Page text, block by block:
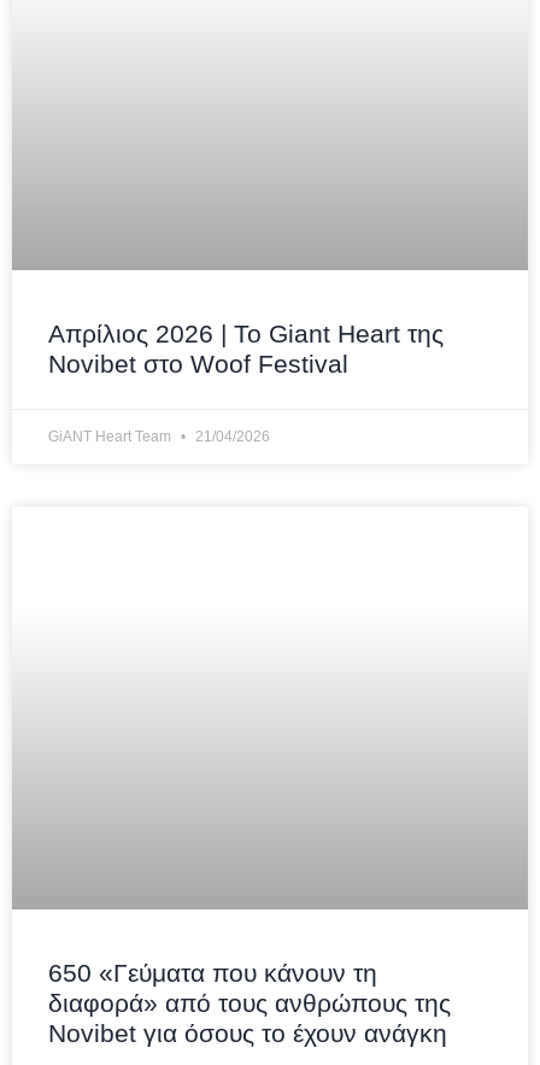
Απρίλιος 2026 | Το Giant Heart της
Novibet στο Woof Festival
GiANT Heart Team 21/04/2026
650 «Γεύματα που κάνουν τη
διαφορά» από τους ανθρώπους της
Novibet για όσους το έχουν ανάγκη